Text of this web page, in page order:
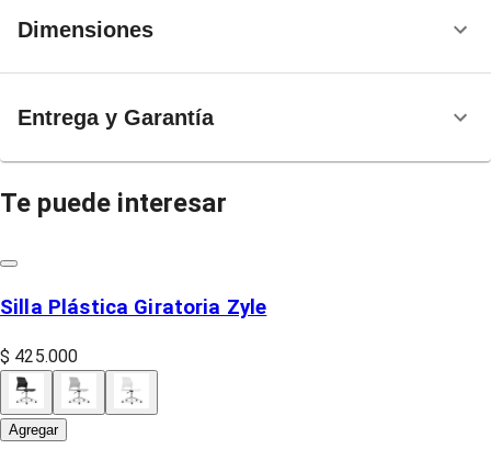
Dimensiones
Entrega y Garantía
Te puede interesar
Silla Plástica Giratoria Zyle
$ 425.000
Agregar